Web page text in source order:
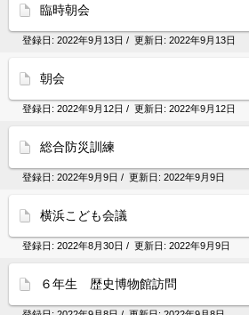
臨時朝会
登録日: 2022年9月13日 / 更新日: 2022年9月13日
朝会
登録日: 2022年9月12日 / 更新日: 2022年9月12日
総合防災訓練
登録日: 2022年9月9日 / 更新日: 2022年9月9日
横浜こども会議
登録日: 2022年8月30日 / 更新日: 2022年9月9日
６年生 歴史博物館訪問